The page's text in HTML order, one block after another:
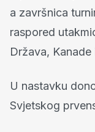
a završnica
raspored
Država, Kanade
U nastavku
Svjetskog